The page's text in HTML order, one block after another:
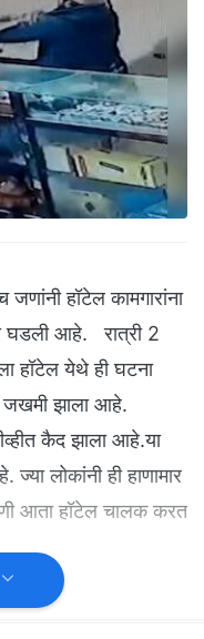
जणांनी हॉटेल कामगारांना
घडली आहे. रात्री 2
हॉटेल येथे ही घटना
जखमी झाला आहे.
कैद झाला आहे.या
लोकांनी ही हाणामार
आता हॉटेल चालक करत
जॉईन करा